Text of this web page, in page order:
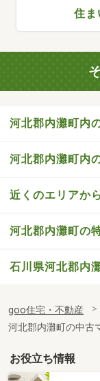
住ま
河北郡内灘町内
河北郡内灘町内
近くのエリアか
河北郡内灘町の
石川県河北郡内
goo住宅・不動産
河北郡内灘町の中古
お役立ち情報